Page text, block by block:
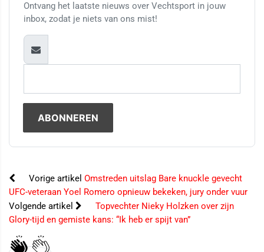
Ontvang het laatste nieuws over Vechtsport in jouw
inbox, zodat je niets van ons mist!
Vorige artikel Omstreden uitslag Bare knuckle gevecht
UFC-veteraan Yoel Romero opnieuw bekeken, jury onder vuur
Volgende artikel
Topvechter Nieky Holzken over zijn
Glory-tijd en gemiste kans: “Ik heb er spijt van”